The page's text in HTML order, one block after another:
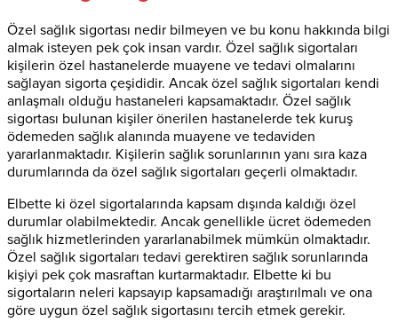
Özel sağlık sigortası nedir bilmeyen ve bu konu hakkında bilgi
almak isteyen pek çok insan vardır. Özel sağlık sigortaları
kişilerin özel hastanelerde muayene ve tedavi olmalarını
sağlayan sigorta çeşididir. Ancak özel sağlık sigortaları kendi
anlaşmalı olduğu hastaneleri kapsamaktadır. Özel sağlık
sigortası bulunan kişiler önerilen hastanelerde tek kuruş
ödemeden sağlık alanında muayene ve tedaviden
yararlanmaktadır. Kişilerin sağlık sorunlarının yanı sıra kaza
durumlarında da özel sağlık sigortaları geçerli olmaktadır.
Elbette ki özel sigortalarında kapsam dışında kaldığı özel
durumlar olabilmektedir. Ancak genellikle ücret ödemeden
sağlık hizmetlerinden yararlanabilmek mümkün olmaktadır.
Özel sağlık sigortaları tedavi gerektiren sağlık sorunlarında
kişiyi pek çok masraftan kurtarmaktadır. Elbette ki bu
sigortaların neleri kapsayıp kapsamadığı araştırılmalı ve ona
göre uygun özel sağlık sigortasını tercih etmek gerekir.